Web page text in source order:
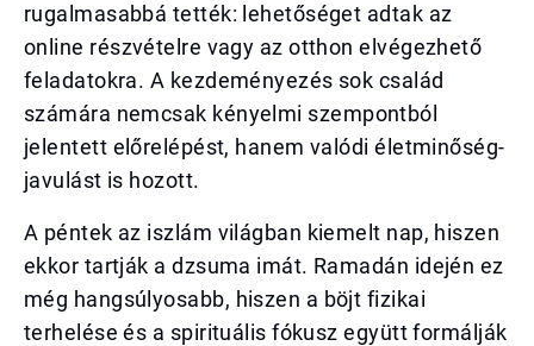
rugalmasabbá tették: lehetőséget adtak az
online részvételre vagy az otthon elvégezhető
feladatokra. A kezdeményezés sok család
számára nemcsak kényelmi szempontból
jelentett előrelépést, hanem valódi életminőség-
javulást is hozott.
A péntek az iszlám világban kiemelt nap, hiszen
ekkor tartják a dzsuma imát. Ramadán idején ez
még hangsúlyosabb, hiszen a böjt fizikai
terhelése és a spirituális fókusz együtt formálják